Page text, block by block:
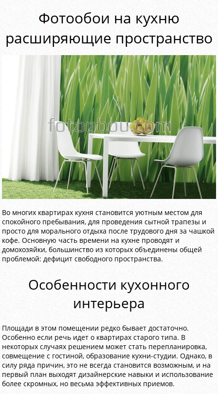
Фотообои на кухню
расширяющие пространство
Во многих квартирах кухня становится уютным местом для
спокойного пребывания, для проведения сытной трапезы и
просто для морального отдыха после трудового дня за чашкой
кофе. Основную часть времени на кухне проводят и
домохозяйки, большинство из которых объединены общей
проблемой: дефицит свободного пространства.
Особенности кухонного
интерьера
Площади в этом помещении редко бывает достаточно.
Особенно если речь идет о квартирах старого типа. В
некоторых случаях решением может стать перепланировка,
совмещение с гостиной, образование кухни-студии. Однако, в
силу ряда причин, это не всегда становится возможным, и на
первый план выходят дизайнерские навыки и использование
более скромных, но весьма эффективных приемов.